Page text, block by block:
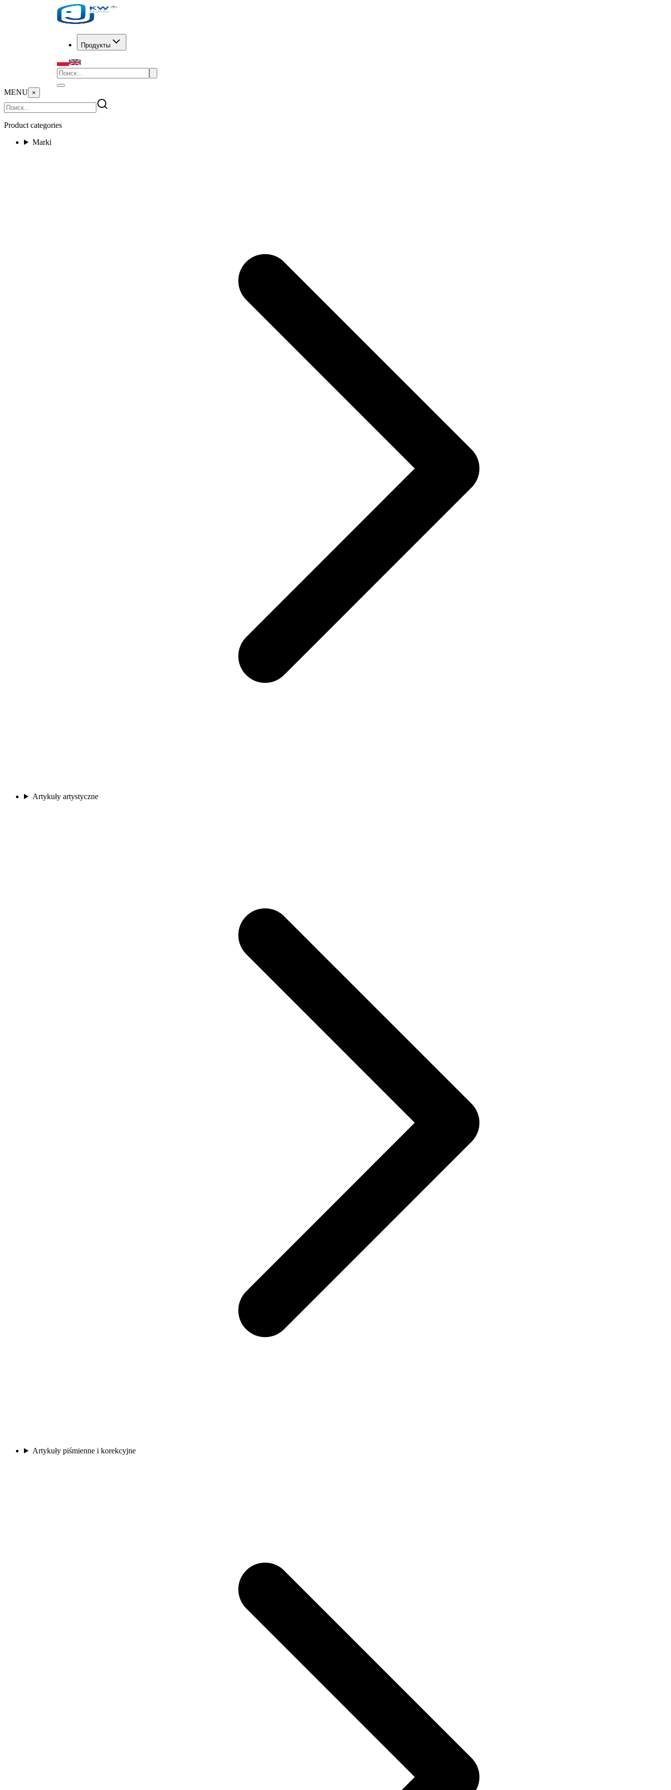
Продукты
MENU ×
Product categories
Marki
Artykuły artystyczne
Artykuły piśmienne i korekcyjne